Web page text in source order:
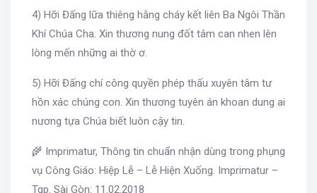
4) Hỡi Đấng lữa thiêng hằng cháy kết liên Ba Ngôi Thần
Khí Chúa Cha. Xin thương nung đốt tâm can nhen lên
lòng mến những ai thờ ơ.
5) Hỡi Đấng chí công quyền phép thấu xuyên tâm tư
hồn xác chúng con. Xin thương tuyên án khoan dung ai
nương tựa Chúa biết luôn cậy tin.
🌾 Imprimatur, Thông tin chuẩn nhận dùng trong phụng
vụ Công Giáo: Hiệp Lễ – Lễ Hiện Xuống. Imprimatur –
Tgp. Sài Gòn: 11.02.2018